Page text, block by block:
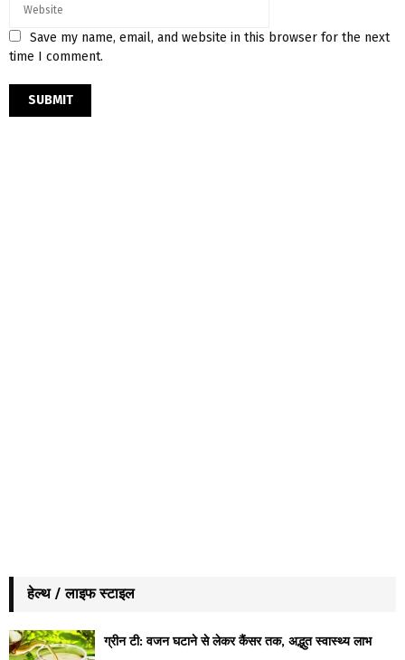
Save my name, email, and website in this browser for the next
time I comment.
हेल्थ / लाइफ स्टाइल
ग्रीन टी: वजन घटाने से लेकर कैंसर तक, अद्भुत स्वास्थ्य लाभ